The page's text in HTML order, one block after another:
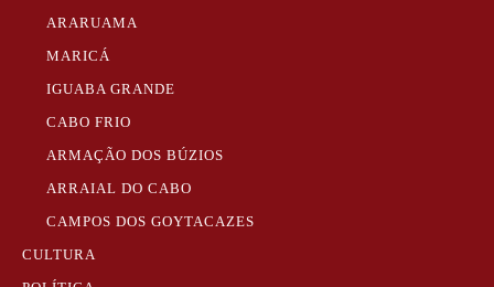
ARARUAMA
MARICÁ
IGUABA GRANDE
CABO FRIO
ARMAÇÃO DOS BÚZIOS
ARRAIAL DO CABO
CAMPOS DOS GOYTACAZES
CULTURA